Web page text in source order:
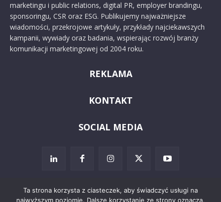
marketingu i public relations, digital PR, employer brandingu,
sponsoringu, CSR oraz ESG. Publikujemy najważniejsze
wiadomości, przekrojowe artykuły, przykłady najciekawszych
kampanii, wywiady oraz badania, wspierając rozwój branży
komunikacji marketingowej od 2004 roku.
REKLAMA
KONTAKT
SOCIAL MEDIA
Ta strona korzysta z ciasteczek, aby świadczyć usługi na
najwyższym poziomie. Dalsze korzystanie ze strony oznacza,